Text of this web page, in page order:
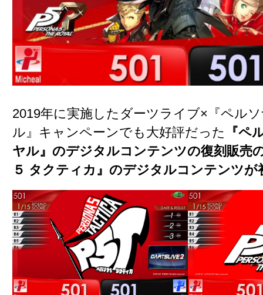
2019年に実施したダーツライブ×『ペル
ル』キャンペーンでも大好評だった
『ペ
ヤル』のデジタルコンテンツの復刻販売
５ タクティカ』のデジタルコンテンツが